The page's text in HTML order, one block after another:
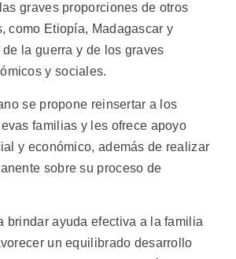
graves proporciones de otros
como Etiopía, Madagascar y
la guerra y de los graves
y sociales.
se propone reinsertar a los
familias y les ofrece apoyo
y económico, además de realizar
sobre su proceso de
brindar ayuda efectiva a la familia
un equilibrado desarrollo